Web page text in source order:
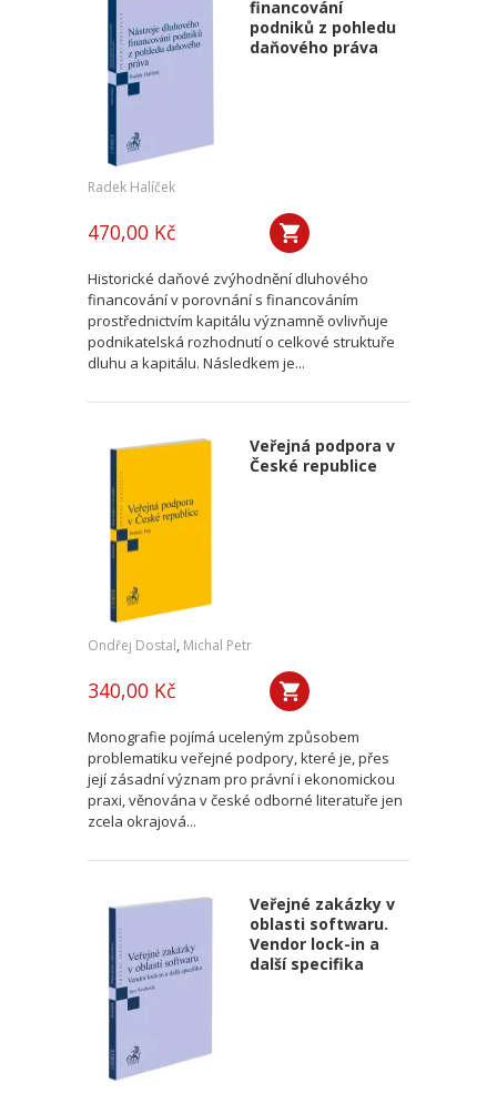
financování
podniků z pohledu
daňového práva
Radek Halíček
470,00 Kč
Historické daňové zvýhodnění dluhového
financování v porovnání s financováním
prostřednictvím kapitálu významně ovlivňuje
podnikatelská rozhodnutí o celkové struktuře
dluhu a kapitálu. Následkem je...
Veřejná podpora v
České republice
Ondřej Dostal, Michal Petr
340,00 Kč
Monografie pojímá uceleným způsobem
problematiku veřejné podpory, které je, přes
její zásadní význam pro právní i ekonomickou
praxi, věnována v české odborné literatuře jen
zcela okrajová...
Veřejné zakázky v
oblasti softwaru.
Vendor lock-in a
další specifika